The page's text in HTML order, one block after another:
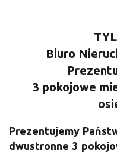
Biuro
3 pokojowe
Prezentujemy
dwustronne 3